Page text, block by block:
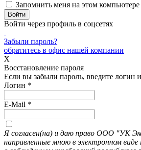
Запомнить меня на этом компьютере
Войти через профиль в соцсетях
Забыли пароль?
обратитесь в офис нашей компании
X
Восстановление пароля
Если вы забыли пароль, введите логин
Логин *
E-Mail *
Я согласен(на) и даю право ООО "УК
направленные мною в электронном виде